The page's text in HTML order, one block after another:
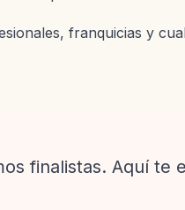
franquicias y
finalistas. Aquí te